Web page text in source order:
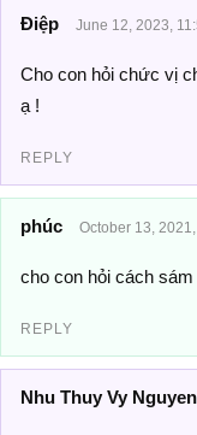
Điệp June 12, 2023,
Cho con hỏi chức vị
ạ !
REPLY
phúc October 13,
cho con hỏi cách
REPLY
Nhu Thuy Vy Nguyen